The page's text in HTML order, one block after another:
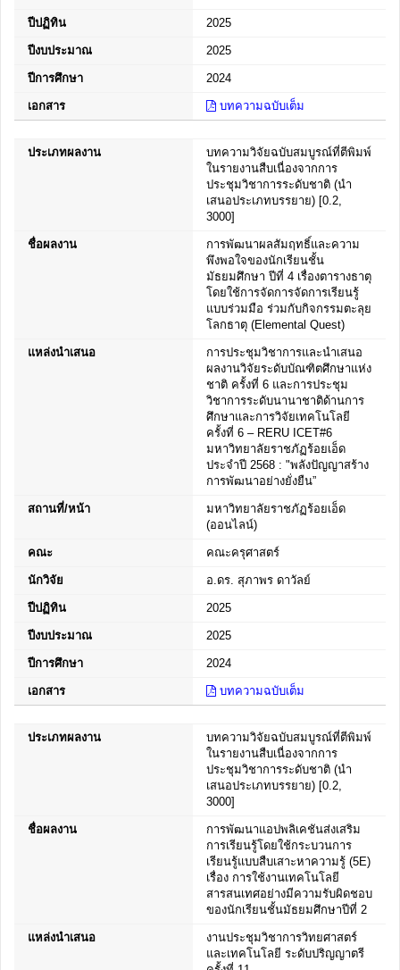
ปีปฏิทิน 2025
ปีงบประมาณ 2025
ปีการศึกษา 2024
เอกสาร บทความฉบับเต็ม
ประเภทผลงาน
บทความวิจัยฉบับสมบูรณ์ที่ตีพิมพ์
ในรายงานสืบเนื่องจากการ
ประชุมวิชาการระดับชาติ (นำ
เสนอประเภทบรรยาย) [0.2,
3000]
ชื่อผลงาน
การพัฒนาผลสัมฤทธิ์และความ
พึงพอใจของนักเรียนชั้น
มัธยมศึกษา ปีที่ 4 เรื่องตารางธาตุ
โดยใช้การจัดการจัดการเรียนรู้
แบบร่วมมือ ร่วมกับกิจกรรมตะลุย
โลกธาตุ (Elemental Quest)
แหล่งนำเสนอ
การประชุมวิชาการและนำเสนอ
ผลงานวิจัยระดับบัณฑิตศึกษาแห่ง
ชาติ ครั้งที่ 6 และการประชุม
วิชาการระดับนานาชาติด้านการ
ศึกษาและการวิจัยเทคโนโลยี
ครั้งที่ 6 – RERU ICET#6
มหาวิทยาลัยราชภัฏร้อยเอ็ด
ประจำปี 2568 : "พลังปัญญาสร้าง
การพัฒนาอย่างยั่งยืน”
สถานที่/หน้า
มหาวิทยาลัยราชภัฏร้อยเอ็ด
(ออนไลน์)
คณะ คณะครุศาสตร์
นักวิจัย อ.ดร. สุภาพร ดาวัลย์
ปีปฏิทิน 2025
ปีงบประมาณ 2025
ปีการศึกษา 2024
เอกสาร บทความฉบับเต็ม
ประเภทผลงาน
บทความวิจัยฉบับสมบูรณ์ที่ตีพิมพ์
ในรายงานสืบเนื่องจากการ
ประชุมวิชาการระดับชาติ (นำ
เสนอประเภทบรรยาย) [0.2,
3000]
ชื่อผลงาน
การพัฒนาแอปพลิเคชันส่งเสริม
การเรียนรู้โดยใช้กระบวนการ
เรียนรู้แบบสืบเสาะหาความรู้ (5E)
เรื่อง การใช้งานเทคโนโลยี
สารสนเทศอย่างมีความรับผิดชอบ
ของนักเรียนชั้นมัธยมศึกษาปีที่ 2
แหล่งนำเสนอ
งานประชุมวิชาการวิทยศาสตร์
และเทคโนโลยี ระดับปริญญาตรี